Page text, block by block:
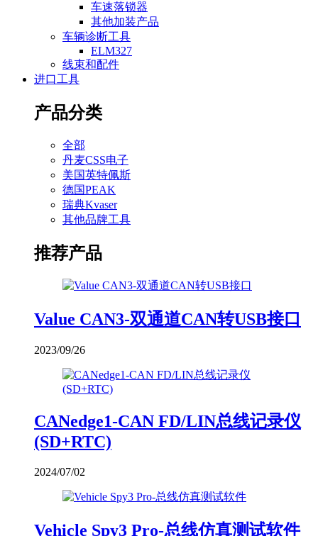
车速落锁器
其他加装产品
车辆诊断工具
ELM327
线束和配件
进口工具
产品分类
全部
丹麦CSS电子
美国英特佩斯
德国PEAK
瑞典Kvaser
其他品牌工具
推荐产品
Value CAN3-双通道CAN转USB接口
2023/09/26
CANedge1-CAN FD/LIN总线记录仪
(SD+RTC)
2024/07/02
Vehicle Spy3 Pro-总线仿真测试软件